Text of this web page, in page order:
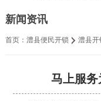
新闻资讯
首页： 澧县便民开锁 澧县开
马上服